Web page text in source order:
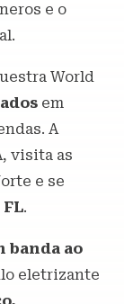
e o
World
em
A
visita as
e se
.
banda ao
eletrizante